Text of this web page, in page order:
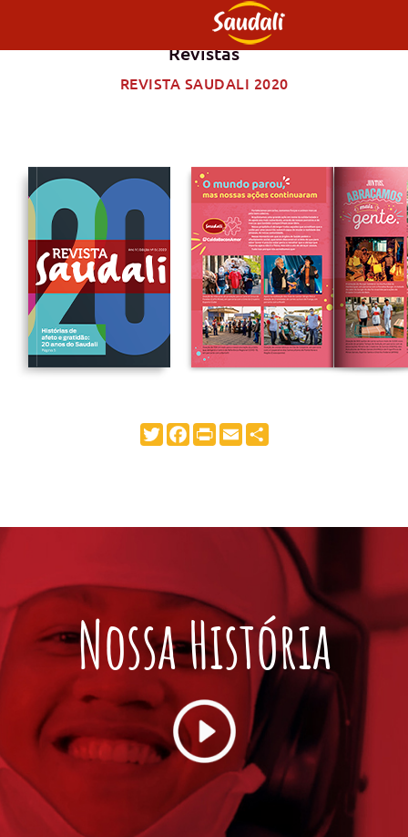
Revistas
REVISTA SAUDALI 2020
Twitter
Facebook
PrintEmailShare
Nossa História